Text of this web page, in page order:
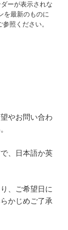
ーが表示されな
を最新のものに
参照ください。
やお問い合わ
、日本語か英
、ご希望日に
かじめご了承